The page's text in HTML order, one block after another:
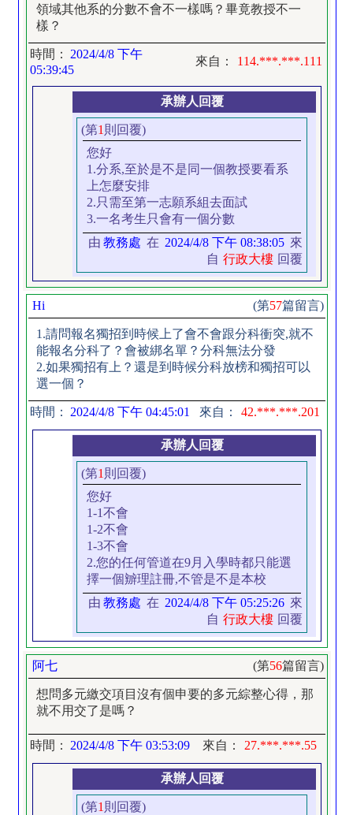
領域其他系的分數不會不一樣嗎？畢竟教授不一
樣？
時間：
2024/4/8 下午
05:39:45
來自： 114.***.***.111
承辦人回覆
(第1 則回覆)
您好
1.分系,至於是不是同一個教授要看系
上怎麼安排
2.只需至第一志願系組去面試
3.一名考生只會有一個分數
由 教務處 在 2024/4/8 下午 08:38:05 來
自 行政大樓 回覆
Hi (第57篇留言)
1.請問報名獨招到時候上了會不會跟分科衝突,就不
能報名分科了？會被綁名單？分科無法分發
2.如果獨招有上？還是到時候分科放榜和獨招可以
選一個？
時間： 2024/4/8 下午 04:45:01 來自： 42.***.***.201
承辦人回覆
(第1 則回覆)
您好
1-1不會
1-2不會
1-3不會
2.您的任何管道在9月入學時都只能選
擇一個辧理註冊,不管是不是本校
由 教務處 在 2024/4/8 下午 05:25:26 來
自 行政大樓 回覆
阿七 (第56篇留言)
想問多元繳交項目沒有個申要的多元綜整心得，那
就不用交了是嗎？
時間： 2024/4/8 下午 03:53:09 來自： 27.***.***.55
承辦人回覆
(第1 則回覆)